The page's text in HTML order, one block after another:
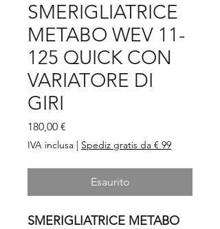
SMERIGLIATRICE
METABO WEV 11-
125 QUICK CON
VARIATORE DI
GIRI
180,00 €
IVA inclusa | Spediz gratis da € 99
Esaurito
SMERIGLIATRICE METABO